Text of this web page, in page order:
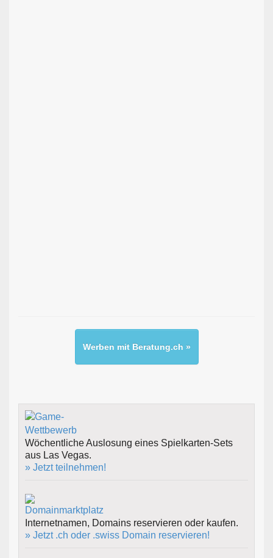
Werben mit Beratung.ch »
Wöchentliche Auslosung eines Spielkarten-Sets
aus Las Vegas.
» Jetzt teilnehmen!
Internetnamen, Domains reservieren oder kaufen.
» Jetzt .ch oder .swiss Domain reservieren!